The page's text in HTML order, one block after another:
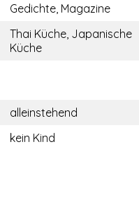
Gedichte, Magazine
Thai Küche, Japanische
Küche
alleinstehend
kein Kind